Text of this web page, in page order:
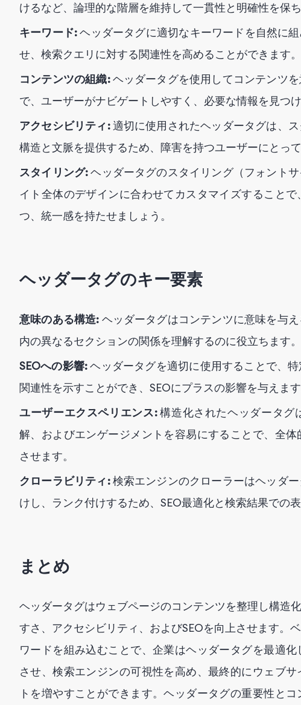
けるなど、論理的な階層を維持して一貫性と明確性を保ち
キーワード:ヘッダータグに適切なキーワードを自然に
せ、検索クエリに対する関連性を高めることができます。
コンテンツの組織:ヘッダータグを使用してコンテンツ
で、ユーザーがナビゲートしやすく、必要な情報を見つけ
アクセシビリティ:適切に使用されたヘッダータグは、
構造と文脈を提供するため、障害を持つユーザーにとっ
スタイリング:ヘッダータグのスタイリング（フォント
イト全体のデザインに合わせてカスタマイズすること
つ、統一感を持たせましょう。
ヘッダータグのキー要素
意味のある構造: ヘッダータグはコンテンツに意味を与
内の異なるセクションの関係を理解するのに役立ちます。
SEOへの影響:ヘッダータグを適切に使用することで、
関連性を示すことができ、SEOにプラスの影響を与えます
ユーザーエクスペリエンス:構造化されたヘッダータグ
解、およびエンゲージメントを容易にすることで、全
させます。
クローラビリティ:検索エンジンのクローラーはヘッダ
けし、ランク付けするため、SEO最適化と検索結果での
まとめ
ヘッダータグはウェブページのコンテンツを整理し構造
すさ、アクセシビリティ、およびSEOを向上させます。
ワードを組み込むことで、企業はヘッダータグを最適
させ、検索エンジンの可視性を高め、最終的にウェブ
トを増やすことができます。ヘッダータグの重要性と